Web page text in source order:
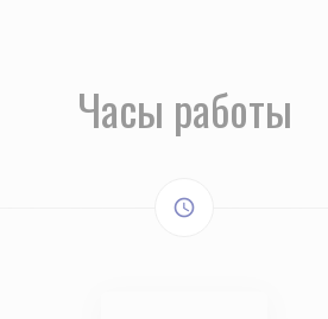
Часы работы
access_time